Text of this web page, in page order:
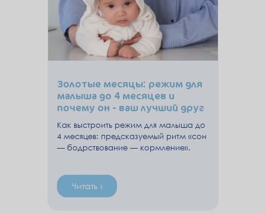
Золотые месяцы: режим для
малыша до 4 месяцев и
почему он - ваш лучший друг
Как выстроить режим для малыша до
4 месяцев: предсказуемый ритм «сон
— бодрствование — кормление».
Читать ›